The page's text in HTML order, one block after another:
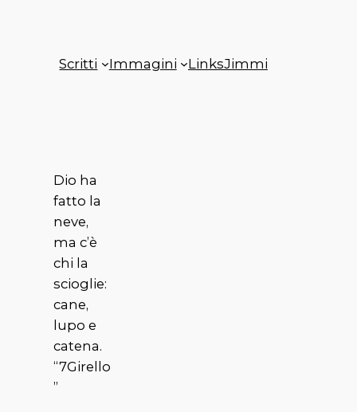
Scritti Immagini LinksJimmi
Dio ha
fatto la
neve,
ma c’è
chi la
scioglie:
cane,
lupo e
catena.
“7Girello
”